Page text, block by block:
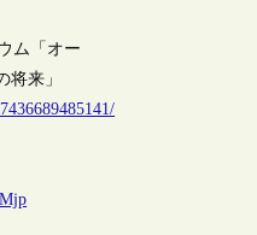
ム「オー
来」